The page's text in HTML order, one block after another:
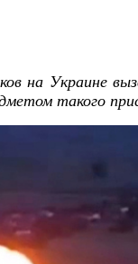
на Украине
такого